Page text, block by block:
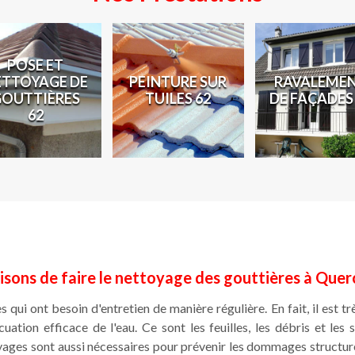
POSE ET
DE
62
PEINTURE SUR
TUILES 62
DE
de faire le nettoyage des gouttières à
qui ont besoin d'entretien de manière régulière. En fait, il est
efficace de l'eau. Ce sont les feuilles, les débris et les
sont aussi nécessaires pour prévenir les dommages